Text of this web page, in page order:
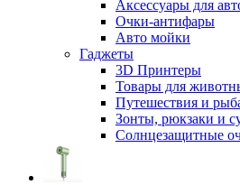
Аксессуары для
Очки-антифары
Авто мойки
Гаджеты
3D Принтеры
Товары для
Путешествия и
Зонты, рюкзаки и
Солнцезащитные